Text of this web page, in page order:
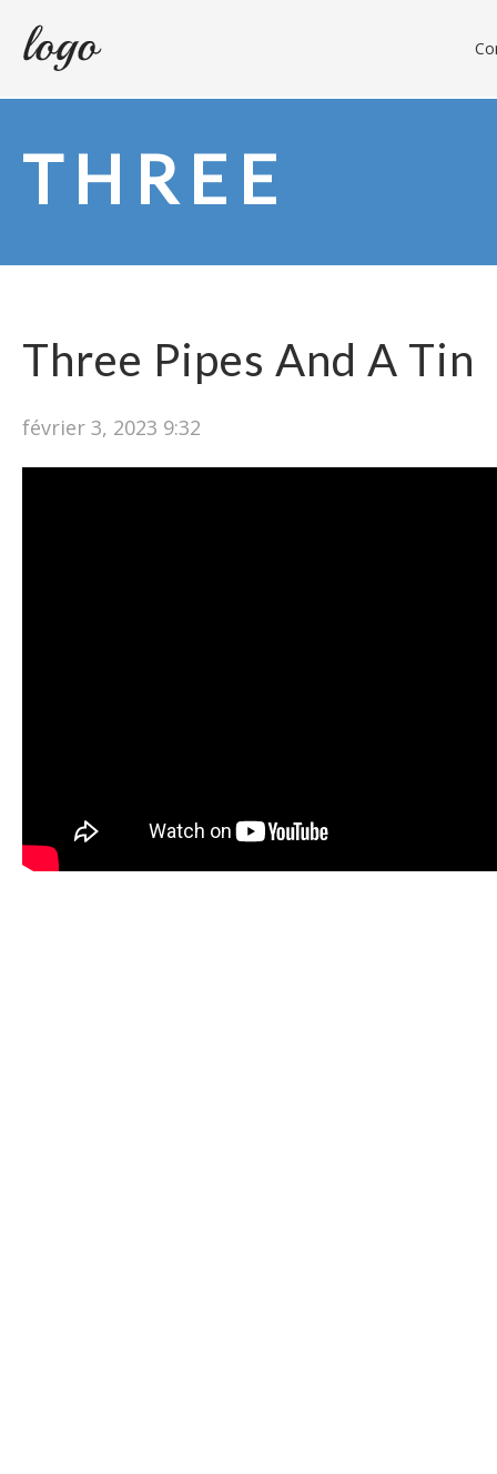
THREE
Three Pipes And A Tin
février 3, 2023 9:32